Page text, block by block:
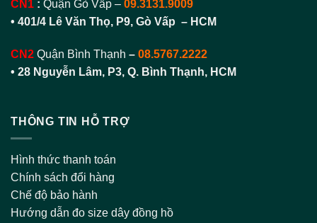
CN1 : Quận Gò Vấp – 09.3131.9009
• 401/4 Lê Văn Thọ, P9, Gò Vấp – HCM
CN2 Quận Bình Thạnh – 08.5767.2222
• 28 Nguyễn Lâm, P3, Q. Bình Thạnh, HCM
THÔNG TIN HỖ TRỢ
Hình thức thanh toán
Chính sách đổi hàng
Chế độ bảo hành
Hướng dẫn đo size dây đồng hồ